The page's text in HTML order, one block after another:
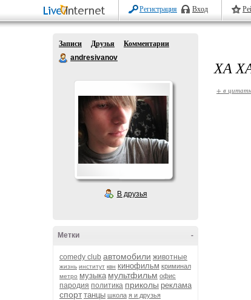
Регистрация Вход
Записи Друзья
Комментарии
andresivanov
В друзья
-
Метки
comedy club автомобили животные
жизнь институт квн кинофильм криминал
метро музыка мультфильм офис
пародия политика приколы реклама
спорт танцы школа я и друзья
ХА
+ в